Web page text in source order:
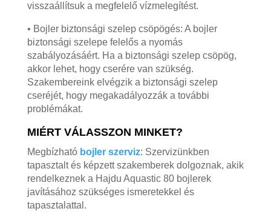
visszaállítsuk a megfelelő vízmelegítést.
• Bojler biztonsági szelep csöpögés: A bojler
biztonsági szelepe felelős a nyomás
szabályozásáért. Ha a biztonsági szelep csöpög,
akkor lehet, hogy cserére van szükség.
Szakembereink elvégzik a biztonsági szelep
cseréjét, hogy megakadályozzák a további
problémákat.
MIÉRT VÁLASSZON MINKET?
Megbízható bojler szerviz: Szervizünkben
tapasztalt és képzett szakemberek dolgoznak, akik
rendelkeznek a Hajdu Aquastic 80 bojlerek
javításához szükséges ismeretekkel és
tapasztalattal.